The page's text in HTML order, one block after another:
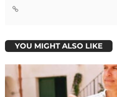
YOU MIGHT ALSO LIKE